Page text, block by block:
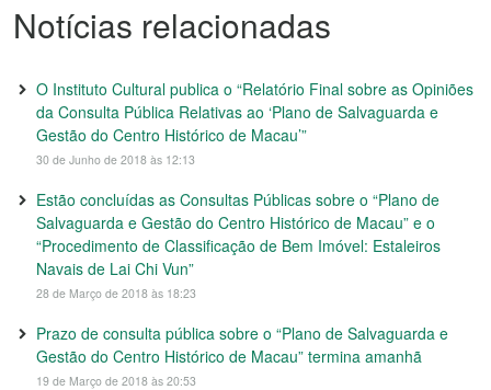
Notícias relacionadas
O Instituto Cultural publica o “Relatório Final sobre as Opiniões
da Consulta Pública Relativas ao ‘Plano de Salvaguarda e
Gestão do Centro Histórico de Macau’”
30 de Junho de 2018 às 12:13
Estão concluídas as Consultas Públicas sobre o “Plano de
Salvaguarda e Gestão do Centro Histórico de Macau” e o
“Procedimento de Classificação de Bem Imóvel: Estaleiros
Navais de Lai Chi Vun”
28 de Março de 2018 às 18:23
Prazo de consulta pública sobre o “Plano de Salvaguarda e
Gestão do Centro Histórico de Macau” termina amanhã
19 de Março de 2018 às 20:53